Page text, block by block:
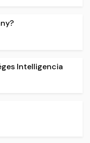
Intelligencia